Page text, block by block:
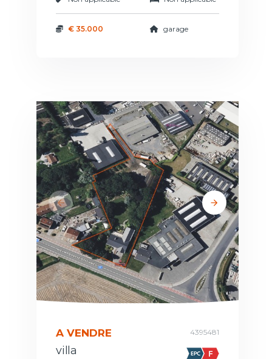
€ 35.000 garage
A VENDRE 4395481
villa